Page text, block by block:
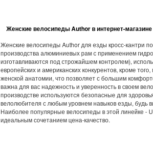
Женские велосипеды Author в интернет-
Женские велосипеды Author для езды кросс-кантри
производства алюминиевых рам с применением
изготавливаются под строжайшем контролем),
европейских и американских конкурентов, кроме
женской анатомии, что позволяет с большим
важна для вас надежность и уверенность в своем
производстве используются безопасные для
велолюбителя с любым уровнем навыков езды, будь
Наиболее популярные велосипеды в этой линейке -
идеальным сочетанием цена-качество.